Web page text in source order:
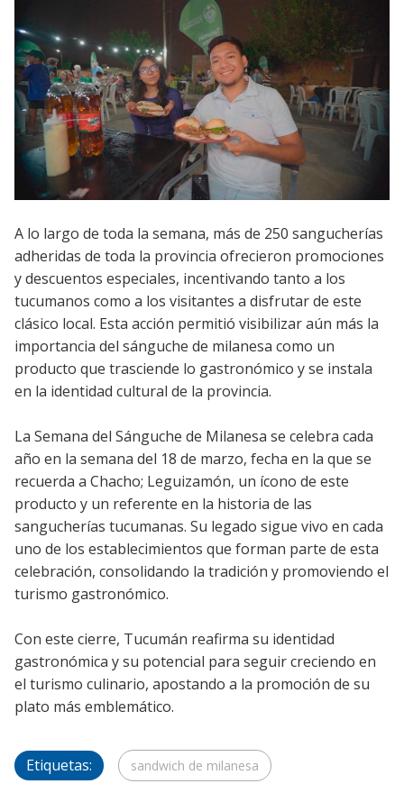
A lo largo de toda la semana, más de 250 sangucherías
adheridas de toda la provincia ofrecieron promociones
y descuentos especiales, incentivando tanto a los
tucumanos como a los visitantes a disfrutar de este
clásico local. Esta acción permitió visibilizar aún más la
importancia del sánguche de milanesa como un
producto que trasciende lo gastronómico y se instala
en la identidad cultural de la provincia.
La Semana del Sánguche de Milanesa se celebra cada
año en la semana del 18 de marzo, fecha en la que se
recuerda a Chacho; Leguizamón, un ícono de este
producto y un referente en la historia de las
sangucherías tucumanas. Su legado sigue vivo en cada
uno de los establecimientos que forman parte de esta
celebración, consolidando la tradición y promoviendo el
turismo gastronómico.
Con este cierre, Tucumán reafirma su identidad
gastronómica y su potencial para seguir creciendo en
el turismo culinario, apostando a la promoción de su
plato más emblemático.
Etiquetas: sandwich de milanesa